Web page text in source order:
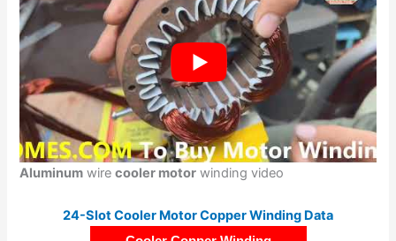
Aluminum wirecooler motor winding video
24-Slot Cooler Motor Copper Winding Data